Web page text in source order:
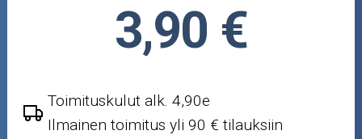
Renkaat ja vanteet
3,90 €
Toimituskulut alk. 4,90e
Ilmainen toimitus yli 90 € tilauksiin